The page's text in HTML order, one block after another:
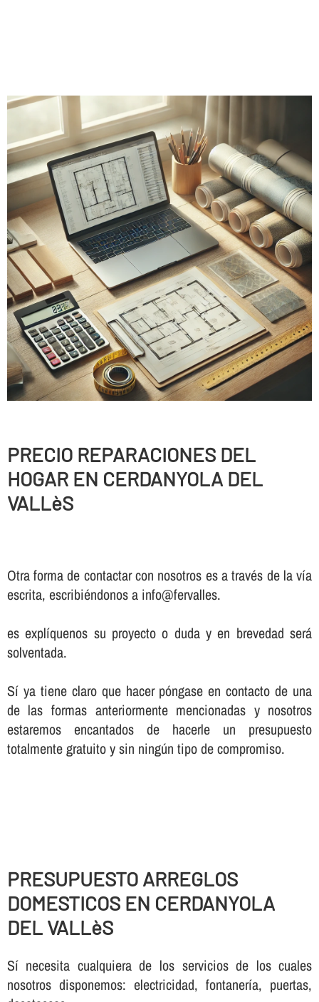
PRECIO REPARACIONES DEL
HOGAR EN CERDANYOLA DEL
VALLèS
Otra forma de contactar con nosotros es a través de la vía
escrita, escribiéndonos a info@fervalles.
es explíquenos su proyecto o duda y en brevedad será
solventada.
Sí ya tiene claro que hacer póngase en contacto de una
de las formas anteriormente mencionadas y nosotros
estaremos encantados de hacerle un presupuesto
totalmente gratuito y sin ningún tipo de compromiso.
PRESUPUESTO ARREGLOS
DOMESTICOS EN CERDANYOLA
DEL VALLèS
Sí necesita cualquiera de los servicios de los cuales
nosotros disponemos: electricidad, fontanería, puertas,